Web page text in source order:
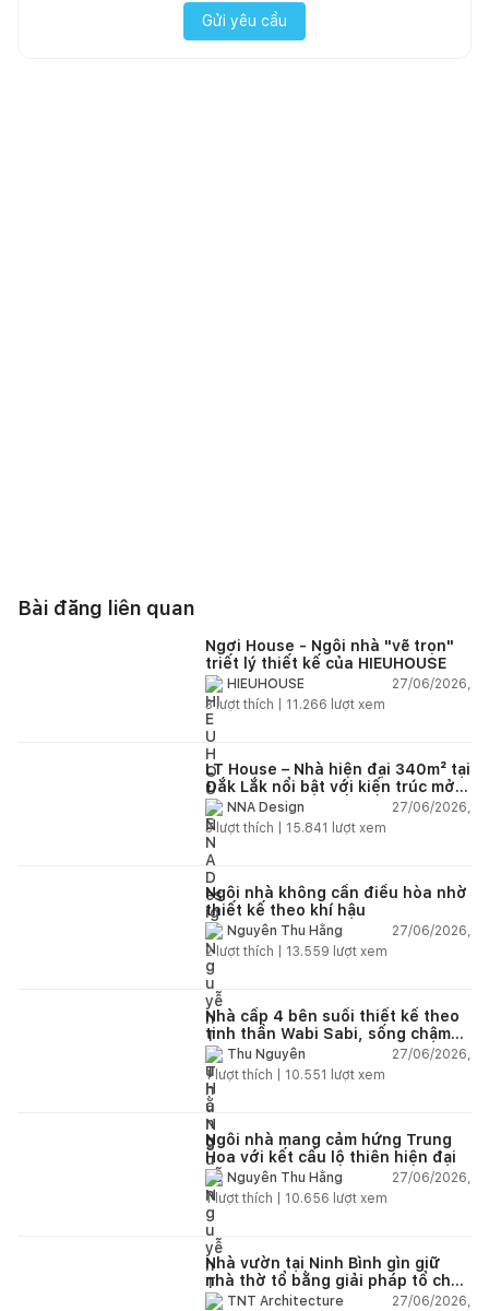
Gửi yêu cầu
Bài đăng liên quan
Ngơi House - Ngôi nhà "vẽ trọn"
triết lý thiết kế của HIEUHOUSE
HIEUHOUSE
27/06/2026,
3lượt thích | 11.266 lượt xem
LT House – Nhà hiện đại 340m² tại
Đắk Lắk nổi bật với kiến trúc mở
và hệ sân vườn kết nối thiên
nhiên
NNA Design
27/06/2026,
3lượt thích | 15.841 lượt xem
Ngôi nhà không cần điều hòa nhờ
thiết kế theo khí hậu
Nguyễn Thu Hằng
27/06/2026,
2lượt thích | 13.559 lượt xem
Nhà cấp 4 bên suối thiết kế theo
tinh thần Wabi Sabi, sống chậm
giữa thiên nhiên
Thu Nguyễn
27/06/2026,
1lượt thích | 10.551 lượt xem
Ngôi nhà mang cảm hứng Trung
Hoa với kết cấu lộ thiên hiện đại
Nguyễn Thu Hằng
27/06/2026,
1lượt thích | 10.656 lượt xem
Nhà vườn tại Ninh Bình gìn giữ
nhà thờ tổ bằng giải pháp tổ chức
lại không gian
TNT Architecture
27/06/2026,